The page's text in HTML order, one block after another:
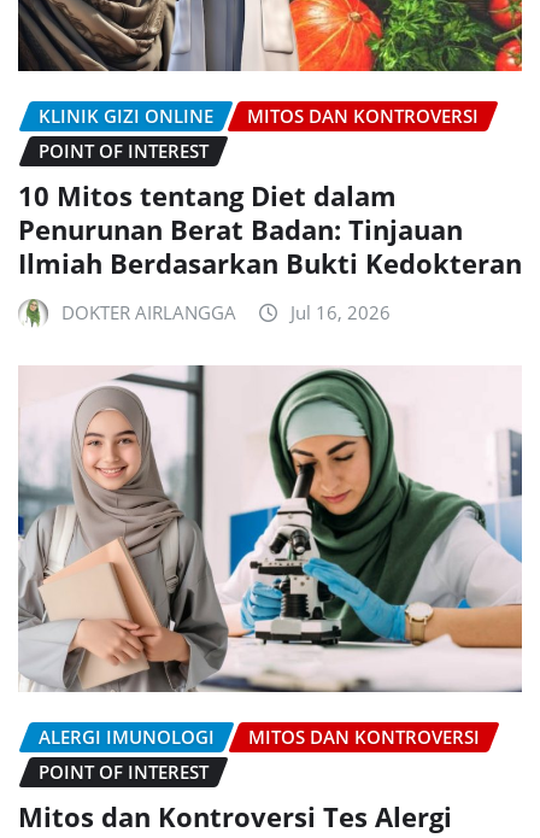
KLINIK GIZI ONLINE
MITOS DAN KONTROVERSI
POINT OF INTEREST
10 Mitos tentang Diet dalam
Penurunan Berat Badan: Tinjauan
Ilmiah Berdasarkan Bukti Kedokteran
DOKTER AIRLANGGA Jul 16, 2026
ALERGI IMUNOLOGI
MITOS DAN KONTROVERSI
POINT OF INTEREST
Mitos dan Kontroversi Tes Alergi